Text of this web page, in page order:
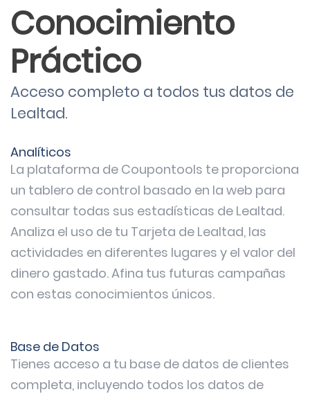
Conocimiento
Práctico
Acceso completo a todos tus datos de
Lealtad.
Analíticos
La plataforma de Coupontools te proporciona
un tablero de control basado en la web para
consultar todas sus estadísticas de Lealtad.
Analiza el uso de tu Tarjeta de Lealtad, las
actividades en diferentes lugares y el valor del
dinero gastado. Afina tus futuras campañas
con estas conocimientos únicos.
Base de Datos
Tienes acceso a tu base de datos de clientes
completa, incluyendo todos los datos de